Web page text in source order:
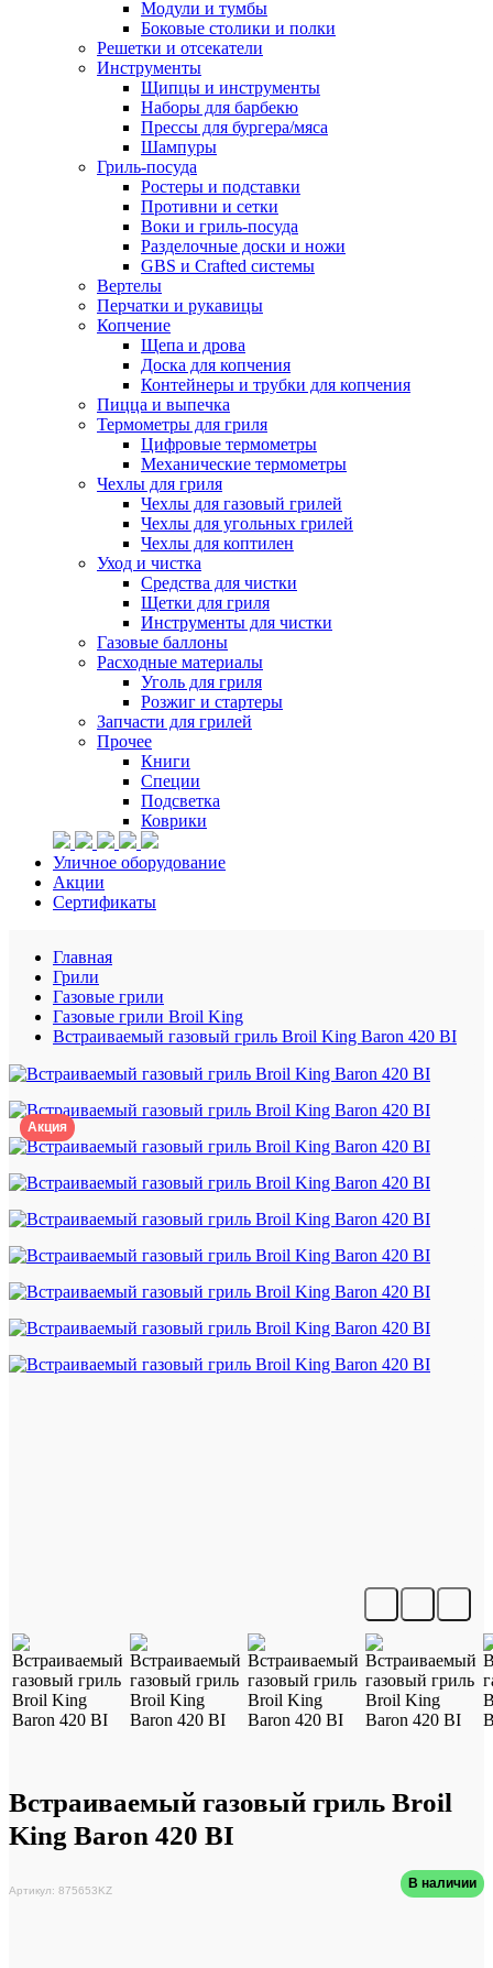
Модули и тумбы
Боковые столики и полки
Решетки и отсекатели
Инструменты
Щипцы и инструменты
Наборы для барбекю
Прессы для бургера/мяса
Шампуры
Гриль-посуда
Ростеры и подставки
Противни и сетки
Воки и гриль-посуда
Разделочные доски и ножи
GBS и Crafted системы
Вертелы
Перчатки и рукавицы
Копчение
Щепа и дрова
Доска для копчения
Контейнеры и трубки для копчения
Пицца и выпечка
Термометры для гриля
Цифровые термометры
Механические термометры
Чехлы для гриля
Чехлы для газовый грилей
Чехлы для угольных грилей
Чехлы для коптилен
Уход и чистка
Средства для чистки
Щетки для гриля
Инструменты для чистки
Газовые баллоны
Расходные материалы
Уголь для гриля
Розжиг и стартеры
Запчасти для грилей
Прочее
Книги
Специи
Подсветка
Коврики
Уличное оборудование
Акции
Сертификаты
Главная
Грили
Газовые грили
Газовые грили Broil King
Встраиваемый газовый гриль Broil King Baron 420 BI
Акция
Встраиваемый газовый гриль Broil
King Baron 420 BI
Артикул: 875653KZ В наличии